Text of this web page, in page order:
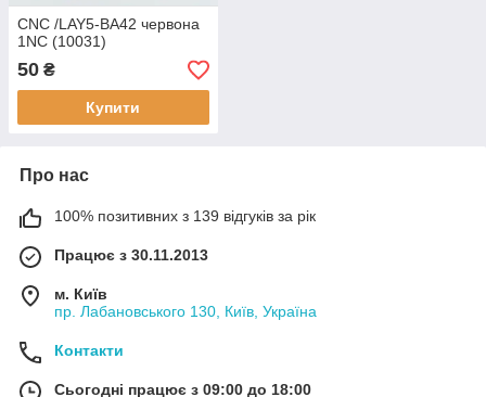
CNC /LAY5-ВА42 червона
1NC (10031)
50 ₴
Купити
Про нас
100% позитивних з 139 відгуків за рік
Працює з 30.11.2013
м. Київ
пр. Лабановського 130, Київ, Україна
Контакти
Сьогодні працює з 09:00 до 18:00